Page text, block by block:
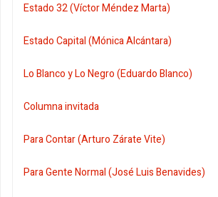
Estado 32 (Víctor Méndez Marta)
Estado Capital (Mónica Alcántara)
Lo Blanco y Lo Negro (Eduardo Blanco)
Columna invitada
Para Contar (Arturo Zárate Vite)
Para Gente Normal (José Luis Benavides)